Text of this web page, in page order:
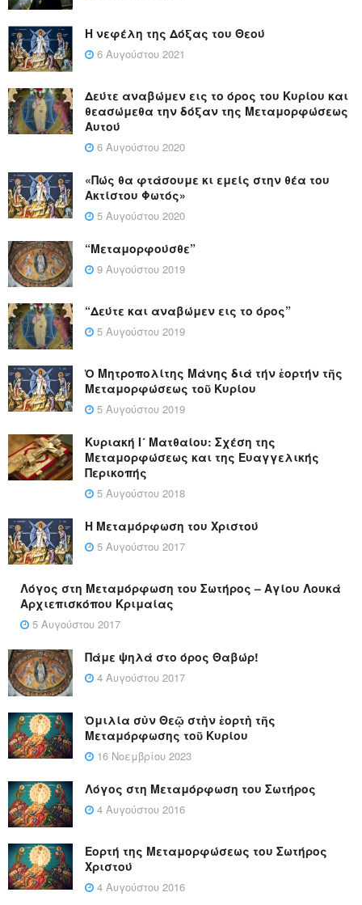
Η νεφέλη της Δόξας του Θεού
6 Αυγούστου 2021
Δεύτε αναβώμεν εις το όρος του Κυρίου και
θεασώμεθα την δόξαν της Μεταμορφώσεως
Αυτού
6 Αυγούστου 2020
«Πώς θα φτάσουμε κι εμείς στην θέα του
Ακτίστου Φωτός»
5 Αυγούστου 2020
“Μεταμορφούσθε”
9 Αυγούστου 2019
“Δεύτε και αναβώμεν εις το όρος”
5 Αυγούστου 2019
Ὁ Μητροπολίτης Μάνης διά τήν ἑορτήν τῆς
Μεταμορφώσεως τοῦ Κυρίου
5 Αυγούστου 2019
Κυριακή Ι´ Ματθαίου: Σχέση της
Μεταμορφώσεως και της Ευαγγελικής
Περικοπής
5 Αυγούστου 2018
Η Μεταμόρφωση του Χριστού
5 Αυγούστου 2017
Λόγος στη Μεταμόρφωση του Σωτήρος – Αγίου Λουκά
Αρχιεπισκόπου Κριμαίας
5 Αυγούστου 2017
Πάμε ψηλά στο όρος Θαβώρ!
4 Αυγούστου 2017
Ὁμιλία σὺν Θεῷ στὴν ἑορτὴ τῆς
Μεταμόρφωσης τοῦ Κυρίου
16 Νοεμβρίου 2023
Λόγος στη Μεταμόρφωση του Σωτήρος
4 Αυγούστου 2016
Εορτή της Μεταμορφώσεως του Σωτήρος
Χριστού
4 Αυγούστου 2016